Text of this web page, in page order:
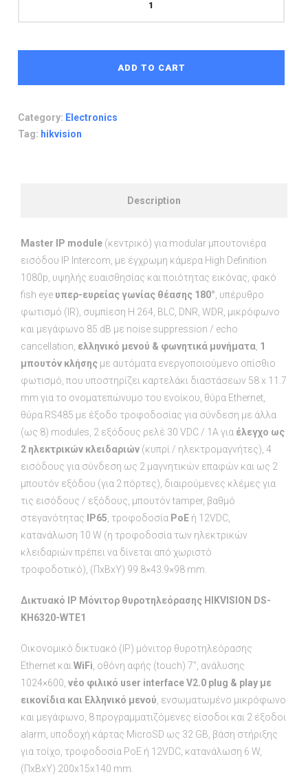
ADD TO CART
Category: Electronics
Tag: hikvision
Description
Μaster IP module (κεντρικό) για modular μπουτονιέρα
εισόδου IP Intercom, με έγχρωμη κάμερα High Definition
1080p, υψηλής ευαισθησίας και ποιότητας εικόνας, φακό
fish eye υπερ-ευρείας γωνίας θέασης 180° , υπέρυθρο
φωτισμό (IR), συμπίεση Η.264, BLC, DNR, WDR, μικρόφωνο
και μεγάφωνο 85 dB με noise suppression / echo
cancellation, ελληνικό μενού & φωνητικά μυνήματα 1
μπουτόν κλήσης με αυτόματα ενεργοποιούμενο οπίσθιο
φωτισμό, που υποστηρίζει καρτελάκι διαστάσεων 58 x 11.7
mm για το ονοματεπώνυμο του ενοίκου, θύρα Ethernet,
θύρα RS485 με έξοδο τροφοδοσίας για σύνδεση με άλλα
(ως 8) modules, 2 εξόδους ρελέ 30 VDC / 1A για έλεγχο ως
2 ηλεκτρικών κλειδαριών (κυπρί / ηλεκτρομαγνήτες), 4
εισόδους για σύνδεση ως 2 μαγνητικών επαφών και ως 2
μπουτόν εξόδου (για 2 πόρτες), διαιρούμενες κλέμες για
τις εισόδους / εξόδους, μπουτόν tamper, βαθμό
στεγανότητας
IP65 , τροφοδοσία PoE ή 12VDC,
κατανάλωση 10 W (η τροφοδοσία των ηλεκτρικών
κλειδαριών πρέπει να δίνεται από χωριστό
τροφοδοτικό), (ΠxBxY) 99.8×43.9×98 mm.
Δικτυακό P M όνιτορ θυροτηλεόρασης HIKVISION DS-
KH6320-WTE1
Οικονομικό δικτυακό (IP) μόνιτορ θυροτηλεόρασης
Ethernet και WiFi , οθόνη αφής (touch) 7’’, ανάλυσης
1024×600, νέο φιλικό user interface V2.0 plug & play με
εικονίδια και Ελληνικό μενού , ενσωματωμένο μικρόφωνο
και μεγάφωνο, 8 προγραμματιζόμενες είσοδοι και 2 έξοδοι
alarm, υποδοχή κάρτας MicroSD ως 32 GB, βάση στήριξης
για τοίχο, τροφοδοσία PoE ή 12VDC, κατανάλωση 6 W,
(ΠxBxY) 200x15x140 mm.